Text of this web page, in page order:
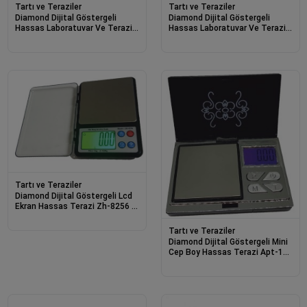
Tartı ve Teraziler
Diamond Dijital Göstergeli
Hassas Laboratuvar Ve Terazisi
Tartı ve Teraziler
Diamond Dijital Göstergeli
Hassas Laboratuvar Ve Terazisi
Tartı ve Teraziler
Diamond Dijital Göstergeli Lcd
Ekran Hassas Terazi Zh-8256 (1
Tartı ve Teraziler
Diamond Dijital Göstergeli Mini
Cep Boy Hassas Terazi Apt-168